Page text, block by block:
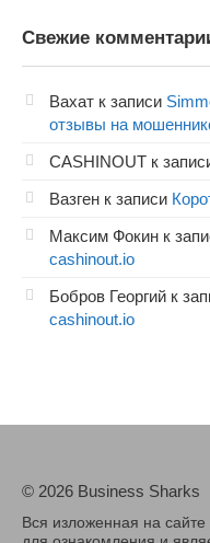
Свежие
Вахат к записи
отзывы на
CASHINOUT к
Вазген к записи
Максим Фокин к
cashinout.io
Бобров Георгий к
cashinout.io
© 2026 Business Sharks
Вся изложенная на